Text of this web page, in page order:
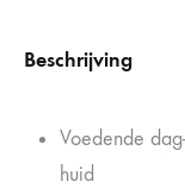
Beschrijving
Voedende
huid